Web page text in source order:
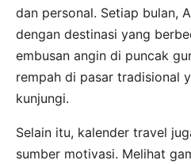
dan personal. Setiap bulan,
dengan destinasi yang
embusan angin di puncak
rempah di pasar tradisional
kunjungi.
Selain itu, kalender travel
sumber motivasi. Melihat